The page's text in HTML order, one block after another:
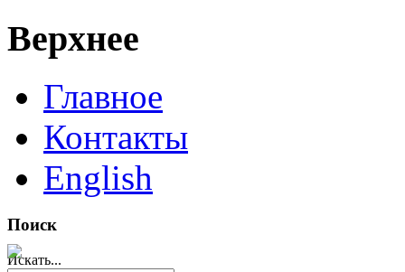
Верхнее
Главное
Контакты
English
Поиск
Искать...